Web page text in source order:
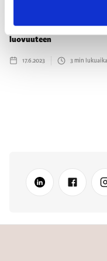
MarkkinointiRadio 72:
luovuuteen
17.6.2023 3min lukuaika